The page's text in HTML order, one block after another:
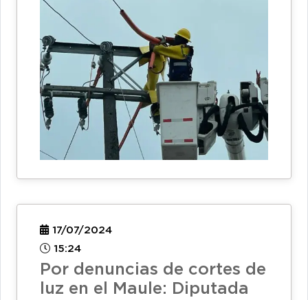
17/07/2024
15:24
Por denuncias de cortes de
luz en el Maule: Diputada